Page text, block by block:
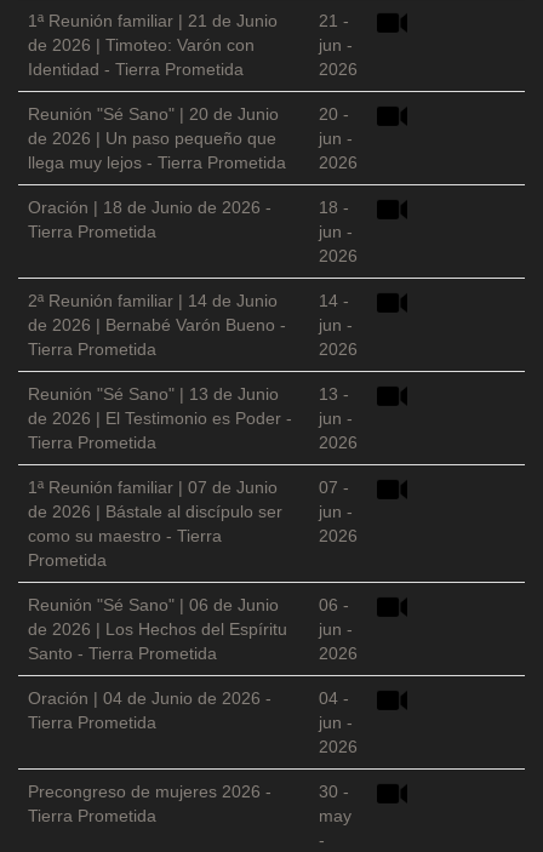
1ª Reunión familiar | 21 de Junio
de 2026 | Timoteo: Varón con
Identidad - Tierra Prometida
21 -
jun -
2026
Reunión "Sé Sano" | 20 de Junio
de 2026 | Un paso pequeño que
llega muy lejos - Tierra Prometida
20 -
jun -
2026
Oración | 18 de Junio de 2026 -
Tierra Prometida
18 -
jun -
2026
2ª Reunión familiar | 14 de Junio
de 2026 | Bernabé Varón Bueno -
Tierra Prometida
14 -
jun -
2026
Reunión "Sé Sano" | 13 de Junio
de 2026 | El Testimonio es Poder -
Tierra Prometida
13 -
jun -
2026
1ª Reunión familiar | 07 de Junio
de 2026 | Bástale al discípulo ser
como su maestro - Tierra
Prometida
07 -
jun -
2026
Reunión "Sé Sano" | 06 de Junio
de 2026 | Los Hechos del Espíritu
Santo - Tierra Prometida
06 -
jun -
2026
Oración | 04 de Junio de 2026 -
Tierra Prometida
04 -
jun -
2026
Precongreso de mujeres 2026 -
Tierra Prometida
30 -
may
-